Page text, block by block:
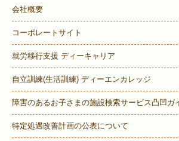
会社概要
コーポレートサイト
就労移行支援 ディーキャリア
自立訓練(生活訓練) ディーエンカレッジ
障害のあるお子さまの施設検索サービス凸凹ガ
特定処遇改善計画の公表について